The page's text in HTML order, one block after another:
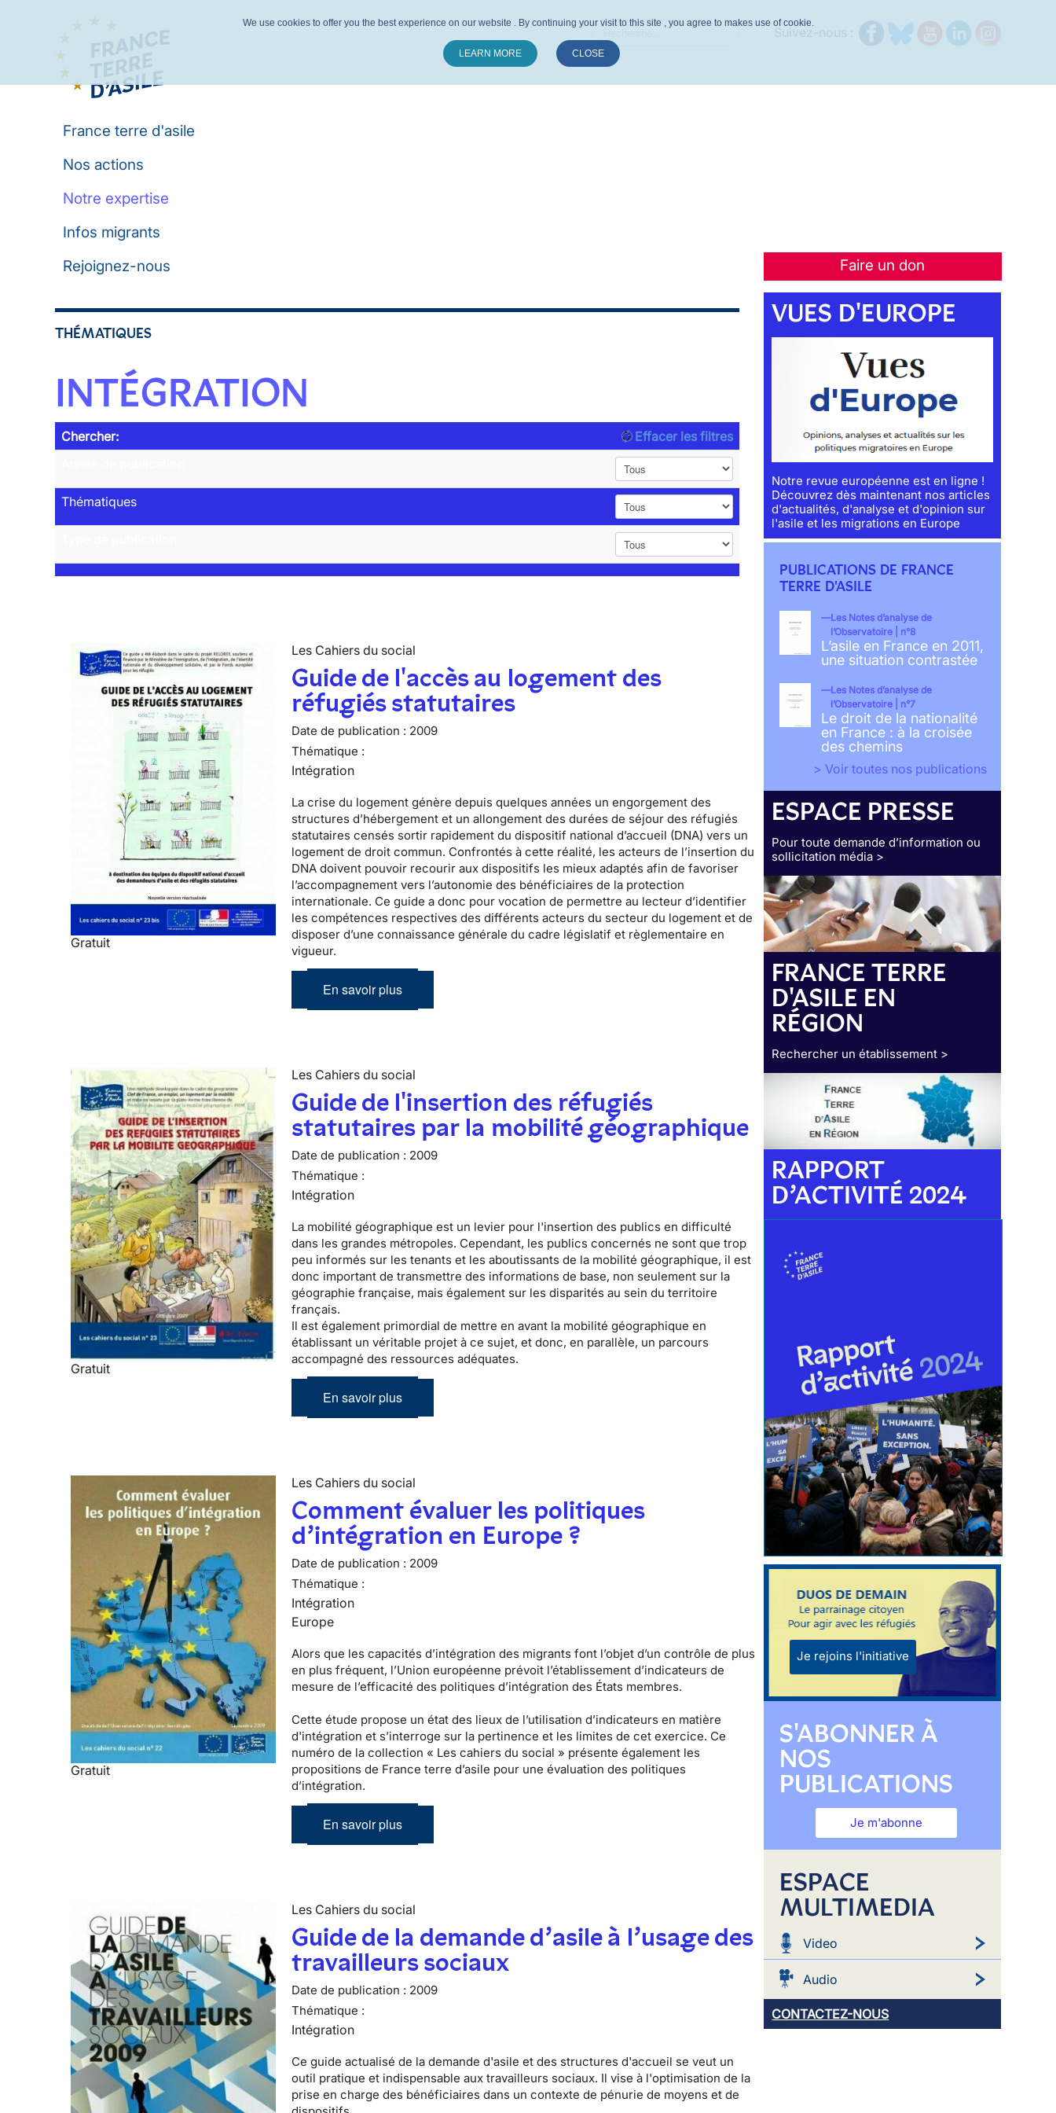
France terre d'asile
Nos actions
Notre expertise
Infos migrants
Faire un don
Rejoignez-nous
THÉMATIQUES
INTÉGRATION
Chercher:
Effacer les filtres
Thématiques
Gratuit
Les Cahiers du social
Guide de l'accès au logement des
réfugiés statutaires
Date de publication : 2009
Thématique :
Intégration
Lacrise du logement génère depuis quelques années un engorgement des
structures d’hébergement et un allongement des durées de séjour des réfugiés
statutaires censés sortir rapidement dudispositif national d’accueil (DNA) vers un
logement de droit commun. Confrontés à cette réalité, les acteurs de l’insertion du
DNA doivent pouvoir recourir aux dispositifs les mieux adaptés afin de favoriser
l’accompagnement vers l’autonomie des bénéficiaires de la protection
internationale. Ce guide a donc pour vocation de permettre au lecteur d’identifier
les compétences respectives des différents acteurs du secteur du logement et de
disposer d’une connaissance générale du cadre législatif et règlementaire en
vigueur.
En savoir plus
Gratuit
Les Cahiers du social
Guide de l'insertion des réfugiés
statutaires par la mobilité géographique
Date de publication : 2009
Thématique :
Intégration
La mobilité géographique est un levier pour l'insertion des publics en difficulté
dans les grandes métropoles. Cependant, les publics concernés ne sont que trop
peu informés sur les tenants et les aboutissants de la mobilité géographique, il est
donc important de transmettre des informations de base, non seulement sur la
géographie française, mais également sur les disparités au sein du territoire
français.
Il est également primordial de mettre en avant la mobilité géographique en
établissant un véritable projet à ce sujet, et donc, en parallèle, un parcours
accompagné des ressources adéquates.
En savoir plus
Gratuit
Les Cahiers du social
Comment évaluer les politiques
d’intégration en Europe ?
Date de publication : 2009
Thématique :
Intégration
Europe
Alors que les capacités d’intégration des migrants font l’objet d’un contrôle de plus
en plus fréquent, l’Union européenne prévoit l’établissement d’indicateurs de
mesure de l’efficacité des politiques d’intégration des États membres.
Cette étude propose un état des lieux de l’utilisation d’indicateurs en matière
d'intégration et s’interroge sur la pertinence et les limites de cet exercice. Ce
numéro de la collection « Les cahiers du social » présente également les
propositions de France terre d’asile pour une évaluation des politiques
d’intégration.
En savoir plus
Les Cahiers du social
Guide de la demande d’asile à l’usage des
travailleurs sociaux
Date de publication : 2009
Thématique :
Intégration
Ce guide actualisé de la demande d'asile et des structures d'accueil se veut un
outil pratique et indispensable aux travailleurs sociaux. Il vise à l'optimisation de la
prise en charge des bénéficiaires dans un contexte de pénurie de moyens et de
VUES D'EUROPE
Notre revue européenne est en ligne !
Découvrez dès maintenant nos articles
d'actualités, d'analyse et d'opinion sur
l'asile et les migrations en Europe
PUBLICATIONS DE FRANCE
TERRE D'ASILE
Les Notes d’analyse de
l’Observatoire | n°8
L’asile en France en 2011,
une situation contrastée
Les Notes d’analyse de
l’Observatoire | n°7
Le droit de la nationalité
en France : à la croisée
des chemins
> Voir toutes nos publications
ESPACE PRESSE
Pour toute demande d’information ou
sollicitation média >
FRANCE TERRE
D'ASILE EN
RÉGION
Rechercher un établissement >
RAPPORT
D’ACTIVITÉ 2024
Je rejoins l'initiative
S'ABONNER À
NOS
PUBLICATIONS
Je m'abonne
ESPACE
MULTIMEDIA
Video
Audio
CONTACTEZ-NOUS
We use cookies to offer you the best experience on our website . By continuing your visit to this site , you agree to makes use of cookie.
LEARN MORE CLOSE